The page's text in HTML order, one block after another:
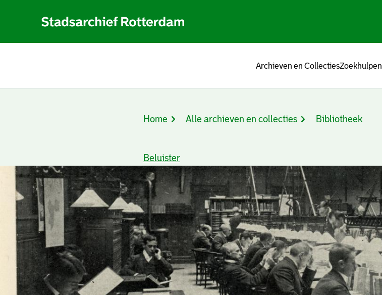
Archieven en CollectiesZoekhulpen
Kruimelpad
Home Alle archieven en collecties Bibliotheek
Beluister